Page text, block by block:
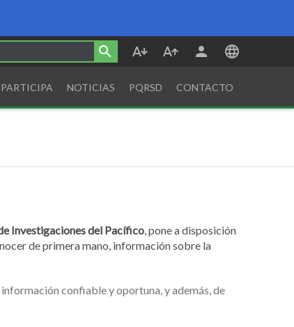
PARTICIPA NOTICIAS PQRSD CONTACTO
Investigaciones del Pacífico, pone a disposición
de primera mano, información sobre la
confiable y oportuna, y además, de